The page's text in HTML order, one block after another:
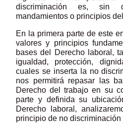
discriminación es,
mandamientos o principios
En la primera parte de este
valores y principios
bases del Derecho
igualdad, protección,
cuales se inserta la no
nos permitirá repasar las
Derecho del trabajo en su
parte y definida su
Derecho laboral,
principio de no discriminación